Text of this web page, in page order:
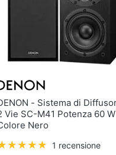
- Sistema di Diffusori a
Vie SC-M41 Potenza 60 W
Nero
1 recensione